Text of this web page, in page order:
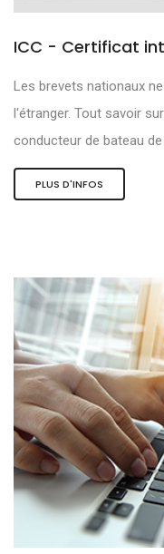
ICC - Certificat
Les brevets nationaux
l'étranger. Tout savoir
conducteur de bateau
PLUS D'INFOS